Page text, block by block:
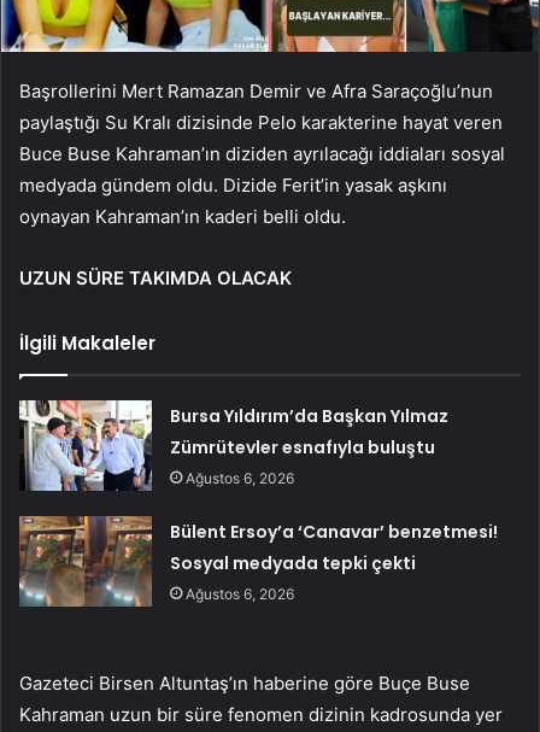
Başrollerini Mert Ramazan Demir ve Afra Saraçoğlu’nun
paylaştığı Su Kralı dizisinde Pelo karakterine hayat veren
Buce Buse Kahraman’ın diziden ayrılacağı iddiaları sosyal
medyada gündem oldu. Dizide Ferit’in yasak aşkını
oynayan Kahraman’ın kaderi belli oldu.
UZUN SÜRE TAKIMDA OLACAK
İlgili Makaleler
Bursa Yıldırım’da Başkan Yılmaz
Zümrütevler esnafıyla buluştu
Ağustos 6, 2026
Bülent Ersoy’a ‘Canavar’ benzetmesi!
Sosyal medyada tepki çekti
Ağustos 6, 2026
Gazeteci Birsen Altuntaş’ın haberine göre Buçe Buse
Kahraman uzun bir süre fenomen dizinin kadrosunda yer